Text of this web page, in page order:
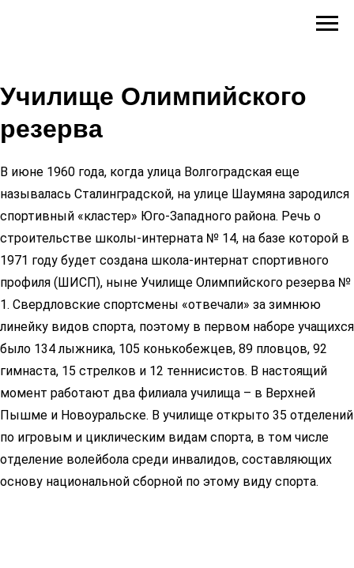
Училище Олимпийского
резерва
В июне 1960 года, когда улица Волгоградская еще
называлась Сталинградской, на улице Шаумяна зародился
спортивный «кластер» Юго-Западного района. Речь о
строительстве школы-интерната № 14, на базе которой в
1971 году будет создана школа-интернат спортивного
профиля (ШИСП), ныне Училище Олимпийского резерва №
1. Свердловские спортсмены «отвечали» за зимнюю
линейку видов спорта, поэтому в первом наборе учащихся
было 134 лыжника, 105 конькобежцев, 89 пловцов, 92
гимнаста, 15 стрелков и 12 теннисистов. В настоящий
момент работают два филиала училища – в Верхней
Пышме и Новоуральске. В училище открыто 35 отделений
по игровым и циклическим видам спорта, в том числе
отделение волейбола среди инвалидов, составляющих
основу национальной сборной по этому виду спорта.